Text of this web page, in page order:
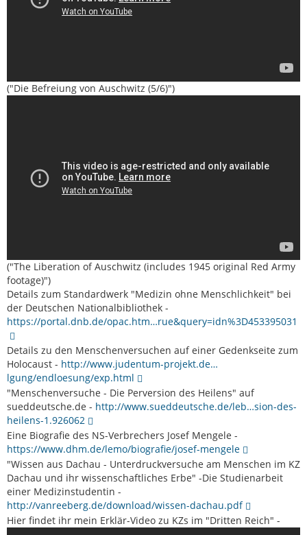
("Die Befreiung von Auschwitz (5/6)")
("The Liberation of Auschwitz (includes 1945 original Red Army
footage)")
Details zum Standardwerk "Medizin ohne Menschlichkeit" bei
der Deutschen Nationalbibliothek -
https://portal.dnb.de/opac.htm…rue&query=idn%3D453395031
Details zu den Menschenversuchen auf einer Gedenkseite zum
Holocaust - http://www.judentum-projekt.de…
lgung/endloesung/exp.html
"Menschenversuche - Die Perversion des Heilens" auf
sueddeutsche.de - http://www.sueddeutsche.de/leb…sion-des-
heilens-1.926062
Eine Biografie des NS-Verbrechers Josef Mengele -
https://www.dhm.de/lemo/biografie/josef-mengele
"Wissen aus Dachau - Unterdruckversuche am Menschen im KZ
Dachau und ihr wissenschaftliches Erbe" -Die Studienarbeit
einer Medizinstudentin -
http://vanreeberg.de/download/wissen-dachau.pdf
Hier findet ihr mein Erklär-Video zu KZs im "Dritten Reich" -